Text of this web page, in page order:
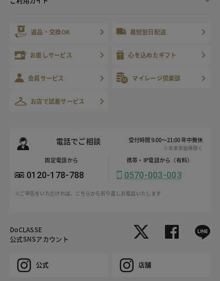
返品・交換OK 最短翌日配送
お直しサービス 心を込めたギフト
会員サービス マイレージ倶楽部
お店で試着サービス
電話でご相談 受付時間 9:00～21:00 年中無休
※年末年始等除く
固定電話から
0120-178-788
携帯・IP電話から（有料）
0570-003-003
※ご申告をいただければ、こちらから折り返しお電話いたします
DoCLASSE
公式SNSアカウント
公式 店舗